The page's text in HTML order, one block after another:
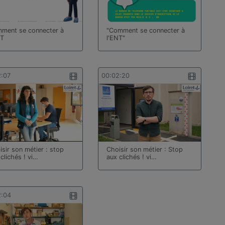
se connecter à
"Comment se connecter à
l'ENT"
son métier : stop
clichés ! vi…
00:02:20
Choisir son métier : Stop
aux clichés ! vi…